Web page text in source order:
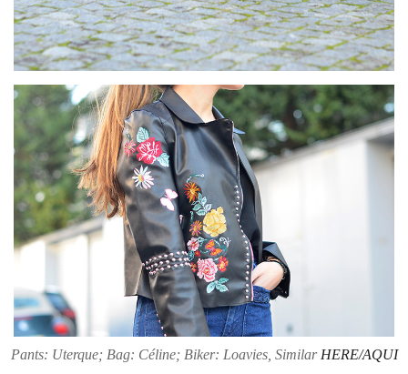
Pants: Uterque; Bag: Céline; Biker: Loavies, Similar HERE/AQUI